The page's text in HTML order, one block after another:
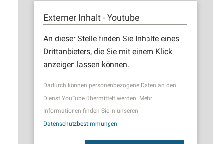
Externer Inhalt - Youtube
An dieser Stelle finden Sie Inhalte eines
Drittanbieters, die Sie mit einem Klick
anzeigen lassen können.
Dadurch können personenbezogene Daten an den
Dienst YouTube übermittelt werden. Mehr
Informationen finden Sie in unseren
Datenschutzbestimmungen.